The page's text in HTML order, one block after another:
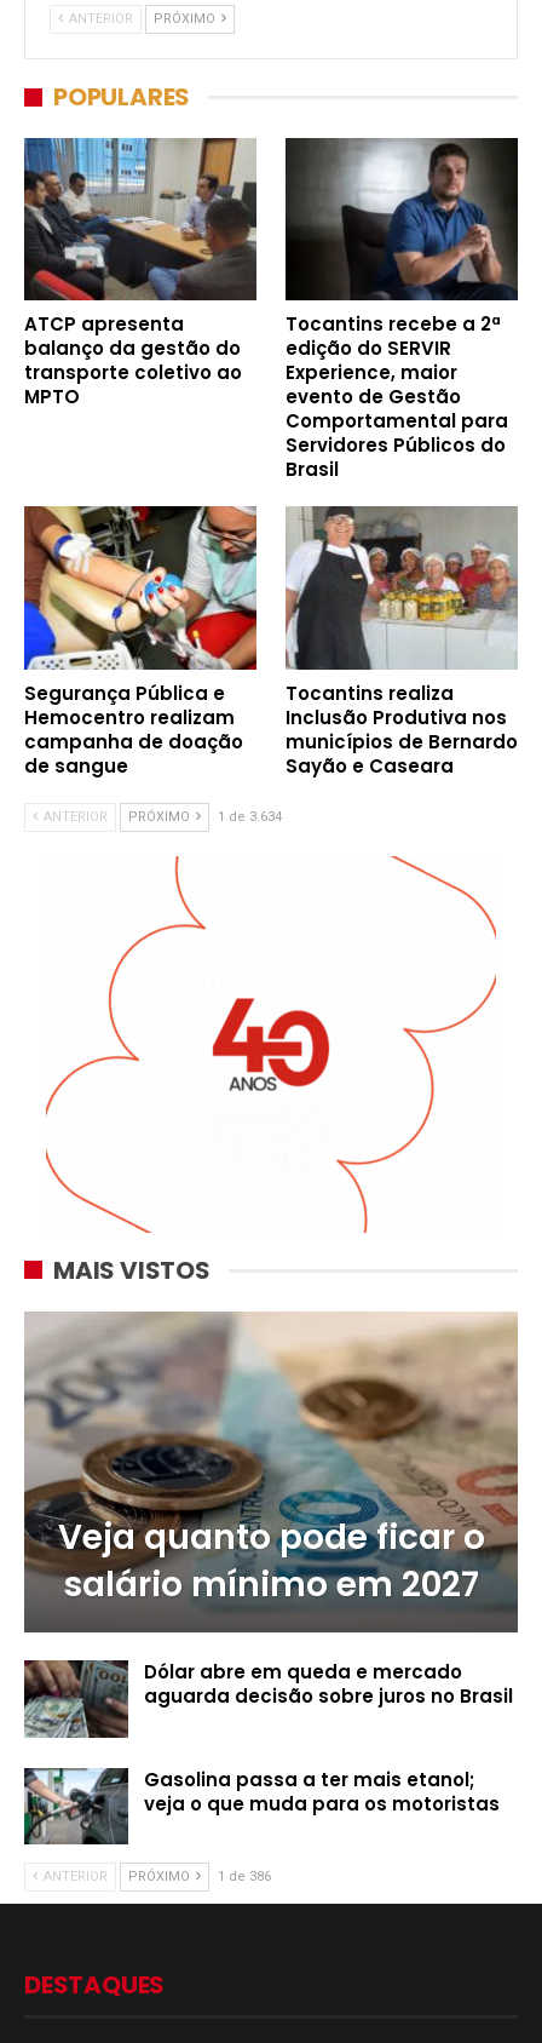
ANTERIOR PRÓXIMO
POPULARES
ATCP apresenta
balanço da gestão do
transporte coletivo ao
MPTO
Tocantins recebe a 2ª
edição do SERVIR
Experience, maior
evento de Gestão
Comportamental para
Servidores Públicos do
Brasil
Segurança Pública e
Hemocentro realizam
campanha de doação
de sangue
Tocantins realiza
Inclusão Produtiva nos
municípios de Bernardo
Sayão e Caseara
ANTERIOR PRÓXIMO 1 de 3.634
MAIS VISTOS
Veja quanto pode ficar o
salário mínimo em 2027
Dólar abre em queda e mercado
aguarda decisão sobre juros no Brasil
Gasolina passa a ter mais etanol;
veja o que muda para os motoristas
ANTERIOR PRÓXIMO 1 de 386
DESTAQUES